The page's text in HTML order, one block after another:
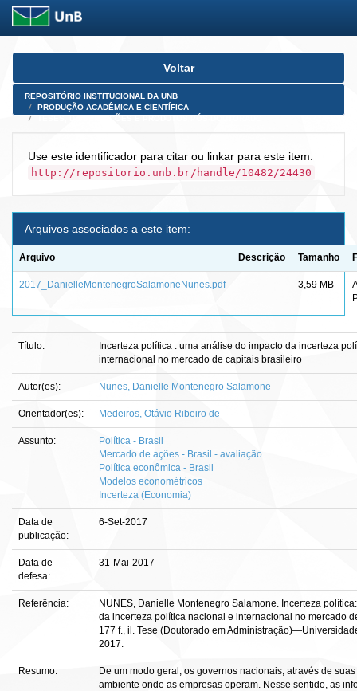
Skip
Voltar
REPOSITÓRIO INSTITUCIONAL DA UNB
PRODUÇÃO ACADÊMICA E CIENTÍFICA
Use este identificador para citar ou linkar para este item:
http://repositorio.unb.br/handle/10482/24430
Arquivos associados a este item:
Arquivo Descrição Tamanho
2017_DanielleMontenegroSalamoneNunes.pdf 3,59 MB
Título:
Incerteza política : uma análise do impacto da incerteza
internacional no mercado de capitais brasileiro
Autor(es): Nunes, Danielle Montenegro Salamone
Orientador(es): Medeiros, Otávio Ribeiro de
Assunto:
Política - Brasil
Mercado de ações - Brasil - avaliação
Política econômica - Brasil
Modelos econométricos
Incerteza (Economia)
Data de
publicação:
6-Set-2017
Data de
defesa:
31-Mai-2017
Referência:
NUNES, Danielle Montenegro Salamone. Incerteza
da incerteza política nacional e internacional no mercado
177 f., il. Tese (Doutorado em
2017.
Resumo:
De um modo geral, os governos nacionais, através de
ambiente onde as empresas operam. Nesse sentido, as